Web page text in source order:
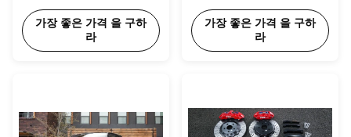
크기
가장 좋은 가격 을 구하
라
퀴 크기
가장 좋은 가격 을 구하
라